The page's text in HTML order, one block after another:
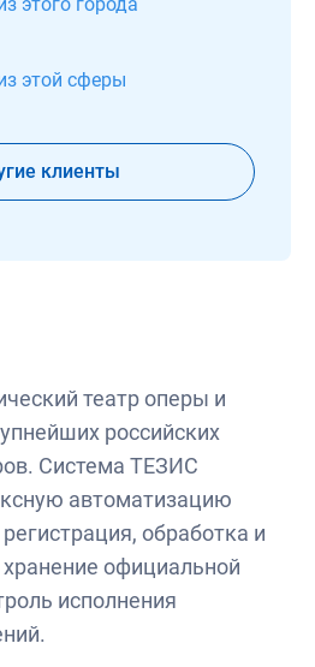
этой сферы
клиенты
театр оперы и
российских
Система ТЕЗИС
автоматизацию
обработка и
официальной
исполнения